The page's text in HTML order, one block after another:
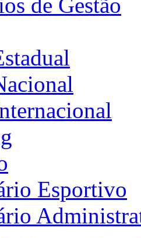
de Gestão
Esportivo